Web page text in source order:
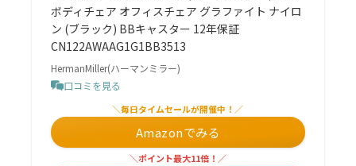
ボディチェア オフィスチェア グラファイト ナイロ
ン (ブラック) BBキャスター 12年保証
CN122AWAAG1G1BB3513
HermanMiller(ハーマンミラー)
口コミを見る
＼毎日タイムセールが開催中！／
Amazonでみる
＼ポイント最大11倍！／